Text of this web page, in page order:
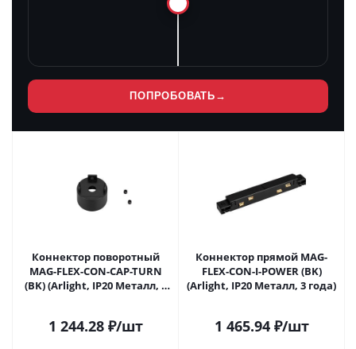
ПОПРОБОВАТЬ →
Коннектор поворотный
MAG-FLEX-CON-CAP-TURN
(BK) (Arlight, IP20 Металл, 3
1 244.28₽/шт
Коннектор прямой MAG-
FLEX-CON-I-POWER (BK)
(Arlight, IP20 Металл, 3 года)
1 465.94₽/шт